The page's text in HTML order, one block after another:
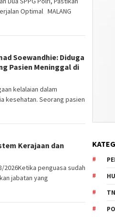
Optimal MALANG
Soewandhie: Diduga
Pasien Meninggal di
kelalaian dalam
kesehatan. Seorang pasien
Kerajaan dan
2026Ketika penguasa sudah
jabatan yang